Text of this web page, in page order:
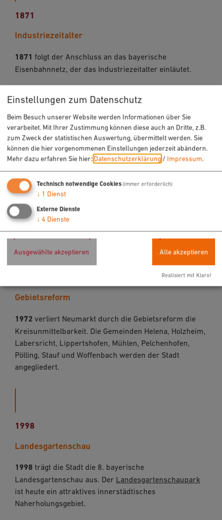
1871
Industriezeitalter
1871 folgt der Anschluss an das bayerische
Eisenbahnnetz, der das Industriezeitalter einläutet.
1945
Zerstörung und Wiederaufbau
Am19. April 1945, kurz vor Ende des Zweiten
Weltkriegs, zerstören amerikanische Luftangriffe den
mittelalterlichen Stadtkern fast vollständig. Der
Wiederaufbau erfolgt rasch und unter Wahrung des
historischen Stadtbildes.
Gebietsreform
1972 verliert Neumarkt durch die Gebietsreform die
Kreisunmittelbarkeit. Die Gemeinden Helena, Holzheim,
Labersricht, Lippertshofen, Mühlen, Pelchenhofen,
Pölling, Stauf und Woffenbach werden der Stadt
angegliedert.
1998
Landesgartenschau
1998 trägt die Stadt die 8. bayerische
Landesgartenschau aus. Der Landesgartenschaupark
ist heute ein attraktives innerstädtisches
Naherholungsgebiet.
Einstellungen zum Datenschutz
Beim Besuch unserer Website werden Informationen über Sie
verarbeitet. Mit Ihrer Zustimmung können diese auch an Dritte, z.B.
zum Zweck der statistischen Auswertung, übermittelt werden. Sie
können die hier vorgenommenen Einstellungen jederzeit abändern.
Mehr dazu erfahren Sie hier:Datenschutzerklärung / Impressum.
Technisch notwendige Cookies(immer erforderlich)
↓ 1 Dienst
Externe Dienste
↓ 4 Dienste
Ausgewählte akzeptieren Alle akzeptieren
Realisiert mit Klaro!